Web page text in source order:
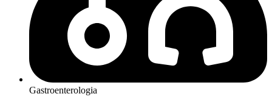
Gastroenterologia